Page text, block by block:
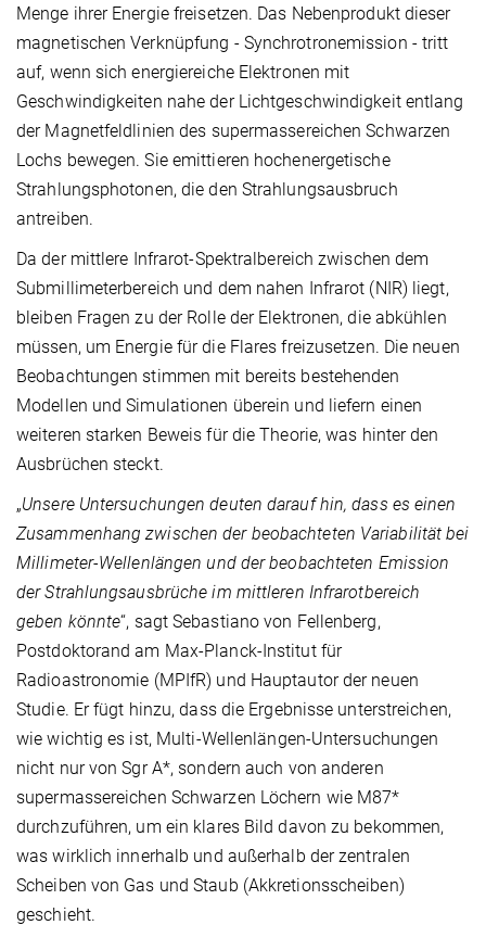
Menge ihrer Energie freisetzen. Das Nebenprodukt dieser
magnetischen Verknüpfung - Synchrotronemission - tritt
auf, wenn sich energiereiche Elektronen mit
Geschwindigkeiten nahe der Lichtgeschwindigkeit entlang
der Magnetfeldlinien des supermassereichen Schwarzen
Lochs bewegen. Sie emittieren hochenergetische
Strahlungsphotonen, die den Strahlungsausbruch
antreiben.
Da der mittlere Infrarot-Spektralbereich zwischen dem
Submillimeterbereich und dem nahen Infrarot (NIR) liegt,
bleiben Fragen zu der Rolle der Elektronen, die abkühlen
müssen, um Energie für die Flares freizusetzen. Die neuen
Beobachtungen stimmen mit bereits bestehenden
Modellen und Simulationen überein und liefern einen
weiteren starken Beweis für die Theorie, was hinter den
Ausbrüchen steckt.
„Unsere Untersuchungen deuten darauf hin, dass es einen
Zusammenhang zwischen der beobachteten Variabilität bei
Millimeter-Wellenlängen und der beobachteten Emission
der Strahlungsausbrüche im mittleren Infrarotbereich
geben könnte“, sagt Sebastiano von Fellenberg,
Postdoktorand am Max-Planck-Institut für
Radioastronomie (MPIfR) und Hauptautor der neuen
Studie. Er fügt hinzu, dass die Ergebnisse unterstreichen,
wie wichtig es ist, Multi-Wellenlängen-Untersuchungen
nicht nur von Sgr A*, sondern auch von anderen
supermassereichen Schwarzen Löchern wie M87*
durchzuführen, um ein klares Bild davon zu bekommen,
was wirklich innerhalb und außerhalb der zentralen
Scheiben von Gas und Staub (Akkretionsscheiben)
geschieht.